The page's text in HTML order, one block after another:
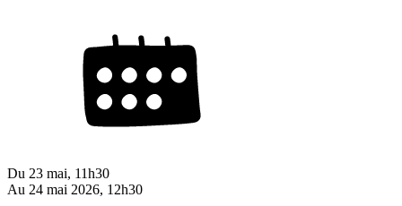
Du 23 mai, 11h30
Au 24 mai 2026, 12h30